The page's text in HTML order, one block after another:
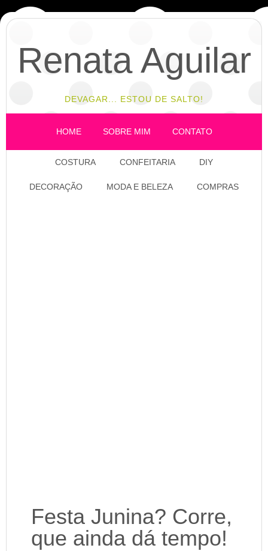
Renata Aguilar
DEVAGAR... ESTOU DE SALTO!
HOME SOBRE MIM CONTATO
COSTURA CONFEITARIA DIY
DECORAÇÃO MODA E BELEZA COMPRAS
Festa Junina? Corre,
que ainda dá tempo!